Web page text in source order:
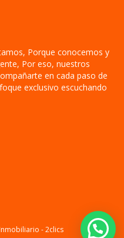
Porque conocemos y
Por eso, nuestros
en cada paso de
exclusivo escuchando
- 2clics